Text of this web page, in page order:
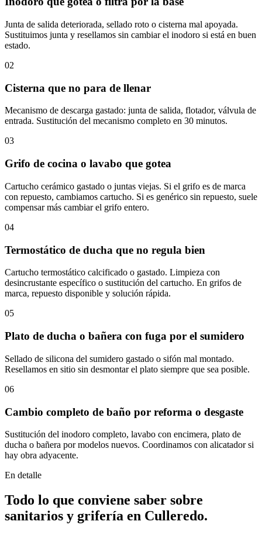
Junta de salida deteriorada, sellado roto o cisterna mal apoyada.
Sustituimos junta y resellamos sin cambiar el inodoro si está en buen
estado.
02
Cisterna que no para de llenar
Mecanismo de descarga gastado: junta de salida, flotador, válvula de
entrada. Sustitución del mecanismo completo en 30 minutos.
03
Grifo de cocina o lavabo que gotea
Cartucho cerámico gastado o juntas viejas. Si el grifo es de marca
con repuesto, cambiamos cartucho. Si es genérico sin repuesto, suele
compensar más cambiar el grifo entero.
04
Termostático de ducha que no regula bien
Cartucho termostático calcificado o gastado. Limpieza con
desincrustante específico o sustitución del cartucho. En grifos de
marca, repuesto disponible y solución rápida.
05
Plato de ducha o bañera con fuga por el sumidero
Sellado de silicona del sumidero gastado o sifón mal montado.
Resellamos en sitio sin desmontar el plato siempre que sea posible.
06
Cambio completo de baño por reforma o desgaste
Sustitución del inodoro completo, lavabo con encimera, plato de
ducha o bañera por modelos nuevos. Coordinamos con alicatador si
hay obra adyacente.
En detalle
Todo lo que conviene saber sobre
sanitarios y grifería en Culleredo.